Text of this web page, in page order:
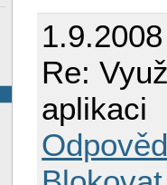
Re:
aplikaci